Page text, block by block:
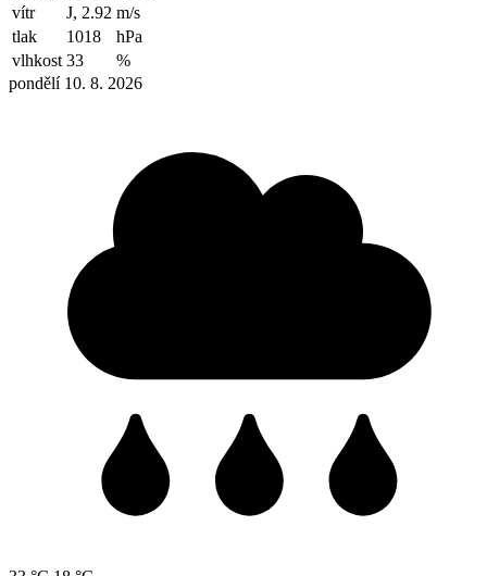
vítr
J, 2.92 m/s
tlak
1018
hPa
vlhkost 33
%
pondělí 10. 8. 2026